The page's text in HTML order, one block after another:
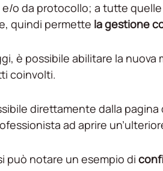
o da protocollo; a tutte
quindi permette la gestione
è possibile abilitare la nuova
coinvolti.
direttamente dalla
ad aprire
può notare un esempio di